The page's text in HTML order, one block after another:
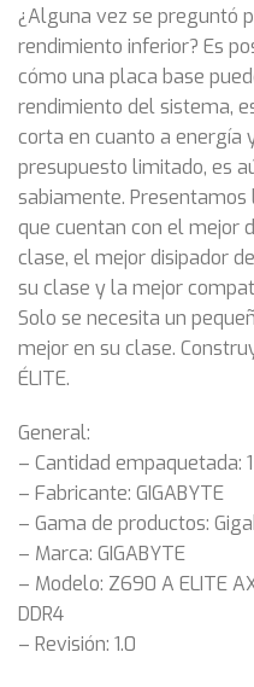
¿Alguna vez se preguntó
rendimiento inferior? Es
cómo una placa base
rendimiento del sistema,
corta en cuanto a energía
presupuesto limitado, es
sabiamente. Presentamos
que cuentan con el mejor
clase, el mejor disipador
su clase y la mejor
Solo se necesita un
mejor en su clase.
ÉLITE.
General:
– Cantidad empaquetada: 1
– Fabricante: GIGABYTE
– Gama de productos:
– Marca: GIGABYTE
– Modelo: Z690 A ELITE
DDR4
– Revisión: 1.0